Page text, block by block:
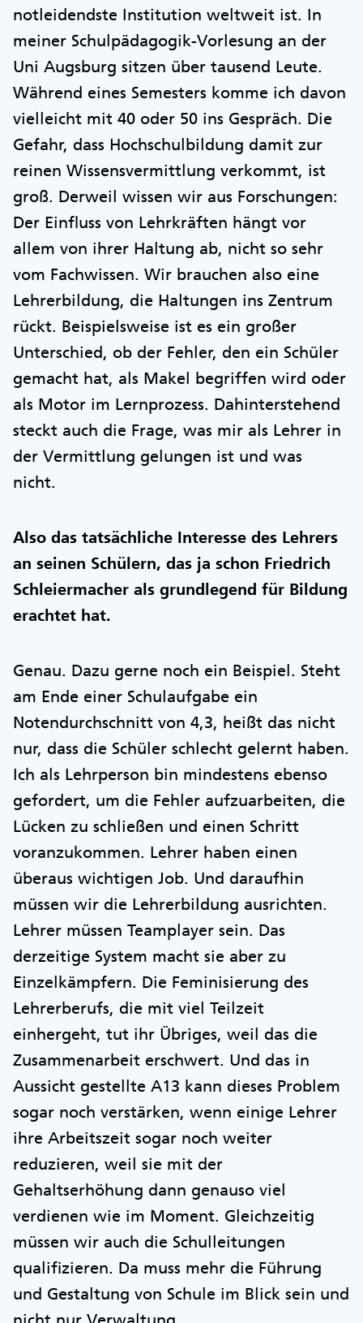
notleidendste Institution weltweit ist. In
meiner Schulpädagogik-Vorlesung an der
Uni Augsburg sitzen über tausend Leute.
Während eines Semesters komme ich davon
vielleicht mit 40 oder 50 ins Gespräch. Die
Gefahr, dass Hochschulbildung damit zur
reinen Wissensvermittlung verkommt, ist
groß. Derweil wissen wir aus Forschungen:
Der Einfluss von Lehrkräften hängt vor
allem von ihrer Haltung ab, nicht so sehr
vom Fachwissen. Wir brauchen also eine
Lehrerbildung, die Haltungen ins Zentrum
rückt. Beispielsweise ist es ein großer
Unterschied, ob der Fehler, den ein Schüler
gemacht hat, als Makel begriffen wird oder
als Motor im Lernprozess. Dahinterstehend
steckt auch die Frage, was mir als Lehrer in
der Vermittlung gelungen ist und was
nicht.
Also das tatsächliche Interesse des Lehrers
an seinen Schülern, das ja schon Friedrich
Schleiermacher als grundlegend für Bildung
erachtet hat.
Genau. Dazu gerne noch ein Beispiel. Steht
am Ende einer Schulaufgabe ein
Notendurchschnitt von 4,3, heißt das nicht
nur, dass die Schüler schlecht gelernt haben.
Ich als Lehrperson bin mindestens ebenso
gefordert, um die Fehler aufzuarbeiten, die
Lücken zu schließen und einen Schritt
voranzukommen. Lehrer haben einen
überaus wichtigen Job. Und daraufhin
müssen wir die Lehrerbildung ausrichten.
Lehrer müssen Teamplayer sein. Das
derzeitige System macht sie aber zu
Einzelkämpfern. Die Feminisierung des
Lehrerberufs, die mit viel Teilzeit
einhergeht, tut ihr Übriges, weil das die
Zusammenarbeit erschwert. Und das in
Aussicht gestellte A13 kann dieses Problem
sogar noch verstärken, wenn einige Lehrer
ihre Arbeitszeit sogar noch weiter
reduzieren, weil sie mit der
Gehaltserhöhung dann genauso viel
verdienen wie im Moment. Gleichzeitig
müssen wir auch die Schulleitungen
qualifizieren. Da muss mehr die Führung
und Gestaltung von Schule im Blick sein und